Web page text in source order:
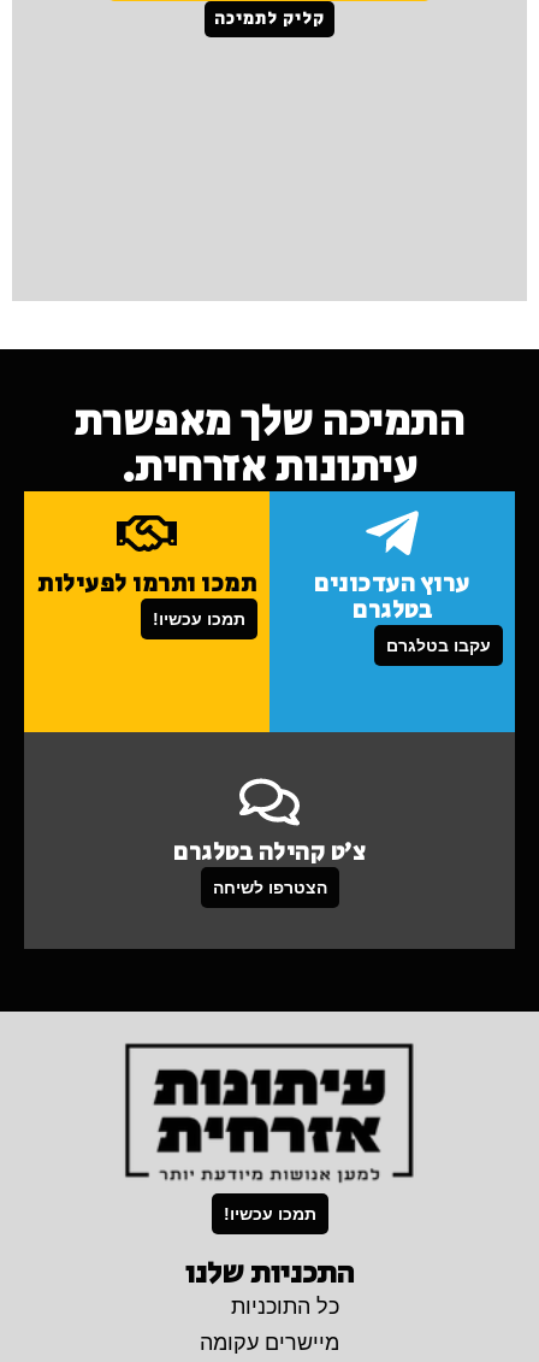
קליק לתמיכה
התמיכה שלך מאפשרת
עיתונות אזרחית.
ערוץ העדכונים
בטלגרם
עקבו בטלגרם
תמכו ותרמו לפעילות
תמכו עכשיו!
צ'ט קהילה בטלגרם
הצטרפו לשיחה
תמכו עכשיו!
התכניות שלנו
כל התוכניות
מיישרים עקומה